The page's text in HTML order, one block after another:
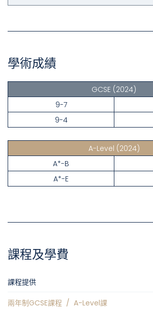
學術成績
GCSE (2024)
9-7
9-4
A-Level (2024)
A*-B
A*-E
課程及學費
課程提供
兩年制GCSE課程 / A-Level課